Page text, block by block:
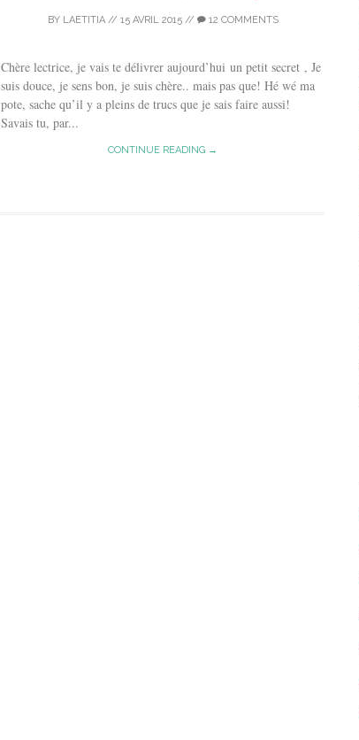
BY LAETITIA// 15 AVRIL 2015// 12 COMMENTS
Chère lectrice, je vais te délivrer aujourd’hui un petit secret , Je
suis douce, je sens bon, je suis chère.. mais pas que! Hé wé ma
pote, sache qu’il y a pleins de trucs que je sais faire aussi!
Savais tu, par...
CONTINUE READING →